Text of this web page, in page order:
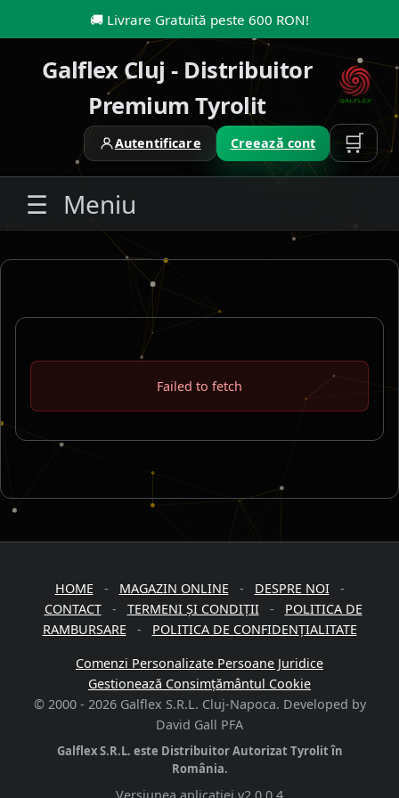
🚚 Livrare Gratuită peste 600 RON!
Galflex Cluj - Distribuitor
Premium Tyrolit
Autentificare Creează cont 🛒
☰ Meniu
Failed to fetch
HOME- MAGAZIN ONLINE- DESPRE NOI-
CONTACT- TERMENI ȘI CONDIȚII- POLITICA DE
RAMBURSARE- POLITICA DE CONFIDENȚIALITATE
Comenzi Personalizate Persoane Juridice
Gestionează Consimțământul Cookie
© 2000 - 2026 Galflex S.R.L. Cluj-Napoca. Developed by
David Gall PFA
Galflex S.R.L. este Distribuitor Autorizat Tyrolit în
România.